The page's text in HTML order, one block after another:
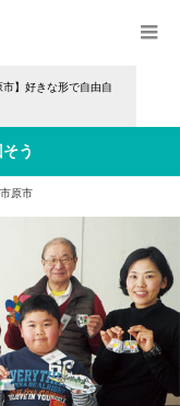
市】好きな形で自由自
う
市原市